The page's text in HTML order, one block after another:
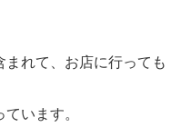
れて、お店に行っても
います。